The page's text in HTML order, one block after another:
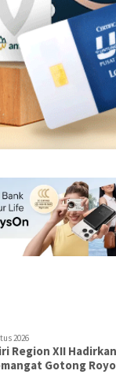
2026
Region XII
Gotong